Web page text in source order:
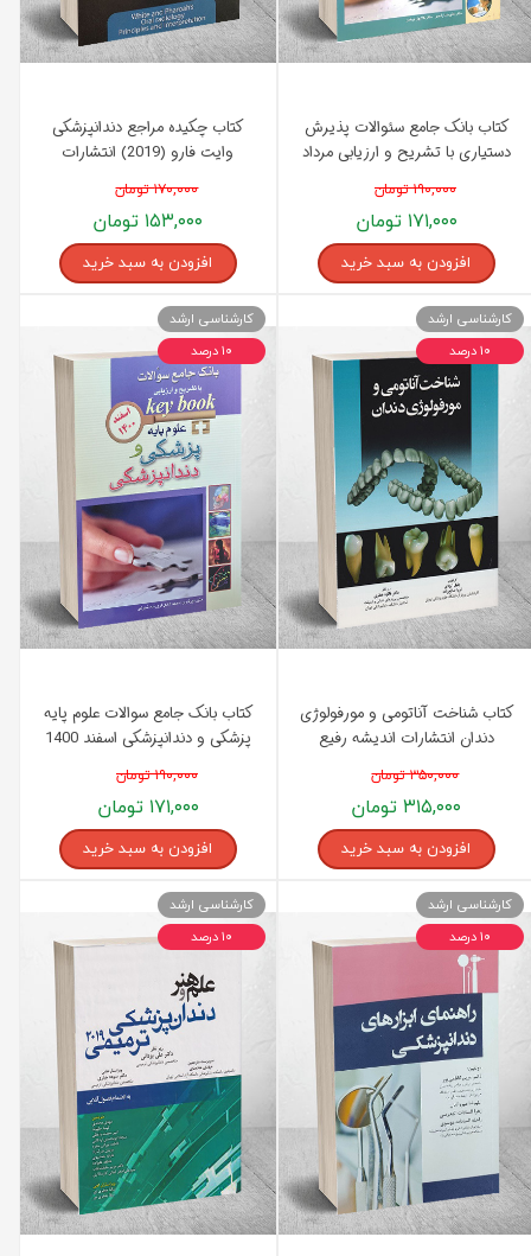
کتاب بانک جامع سئوالات پذیرش
دستیاری با تشریح و ارزیابی مرداد
۱۹۰,۰۰۰ تومان
۱۷۱,۰۰۰ تومان
افزودن به سبد خرید
کتاب چکیده مراجع دندانپزشکی
وایت فارو (2019) انتشارات
۱۷۰,۰۰۰ تومان
۱۵۳,۰۰۰ تومان
افزودن به سبد خرید
کتاب شناخت آناتومی و مورفولوژی
دندان انتشارات اندیشه رفیع
۳۵۰,۰۰۰ تومان
۳۱۵,۰۰۰ تومان
افزودن به سبد خرید
کارشناسی ارشد
۱۰ درصد
کتاب بانک جامع سوالات علوم پایه
پزشکی و دندانپزشکی اسفند 1400
۱۹۰,۰۰۰ تومان
۱۷۱,۰۰۰ تومان
افزودن به سبد خرید
کارشناسی ارشد
۱۰ درصد
کارشناسی ارشد
۱۰ درصد
کارشناسی ارشد
۱۰ درصد